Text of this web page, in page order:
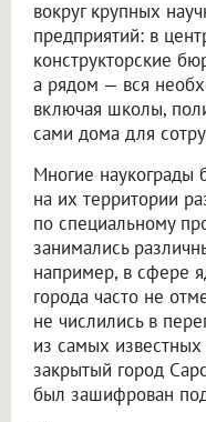
вокруг крупных
предприятий: в
конструкторские
а рядом — вся
включая школы,
сами дома для
Многие наукограды
на их территории
по специальному
занимались
например, в сфере
города часто не
не числились в
из самых
закрытый город
был зашифрован